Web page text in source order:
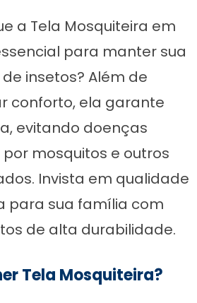
a Tela Mosquiteira em
para manter sua
insetos? Além de
conforto, ela garante
evitando doenças
mosquitos e outros
Invista em qualidade
para sua família com
de alta durabilidade.
Tela Mosquiteira?